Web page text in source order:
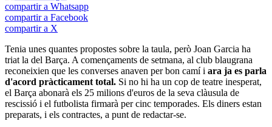
compartir a Whatsapp
compartir a Facebook
compartir a X
Tenia unes quantes propostes sobre la taula, però Joan Garcia ha
triat la del Barça. A començaments de setmana, al club blaugrana
reconeixien que les converses anaven per bon camí i ara ja es parla
d'acord pràcticament total. Si no hi ha un cop de teatre inesperat,
el Barça abonarà els 25 milions d'euros de la seva clàusula de
rescissió i el futbolista firmarà per cinc temporades. Els diners estan
preparats, i els contractes, a punt de redactar-se.